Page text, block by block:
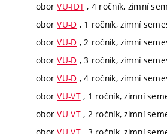
oborVU-IDT , 4 ročník, zimní
oborVU-D , 1 ročník, zimní
oborVU-D , 2 ročník, zimní
oborVU-D , 3 ročník, zimní
oborVU-D , 4 ročník, zimní
oborVU-VT, 1 ročník, zimní
oborVU-VT, 2 ročník, zimní